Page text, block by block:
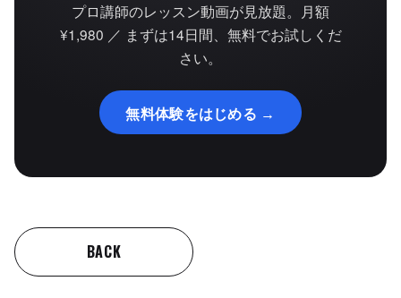
プロ講師のレッスン動画が見放題。月額
¥1,980 ／ まずは14日間、無料でお試しくだ
さい。
無料体験をはじめる →
BACK